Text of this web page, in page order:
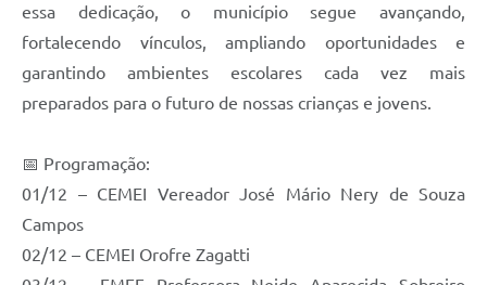
essa dedicação, o município segue avançando,
fortalecendo vínculos, ampliando oportunidades e
garantindo ambientes escolares cada vez mais
preparados para o futuro de nossas crianças e jovens.
📅 Programação:
01/12 – CEMEI Vereador José Mário Nery de Souza
Campos
02/12 – CEMEI Orofre Zagatti